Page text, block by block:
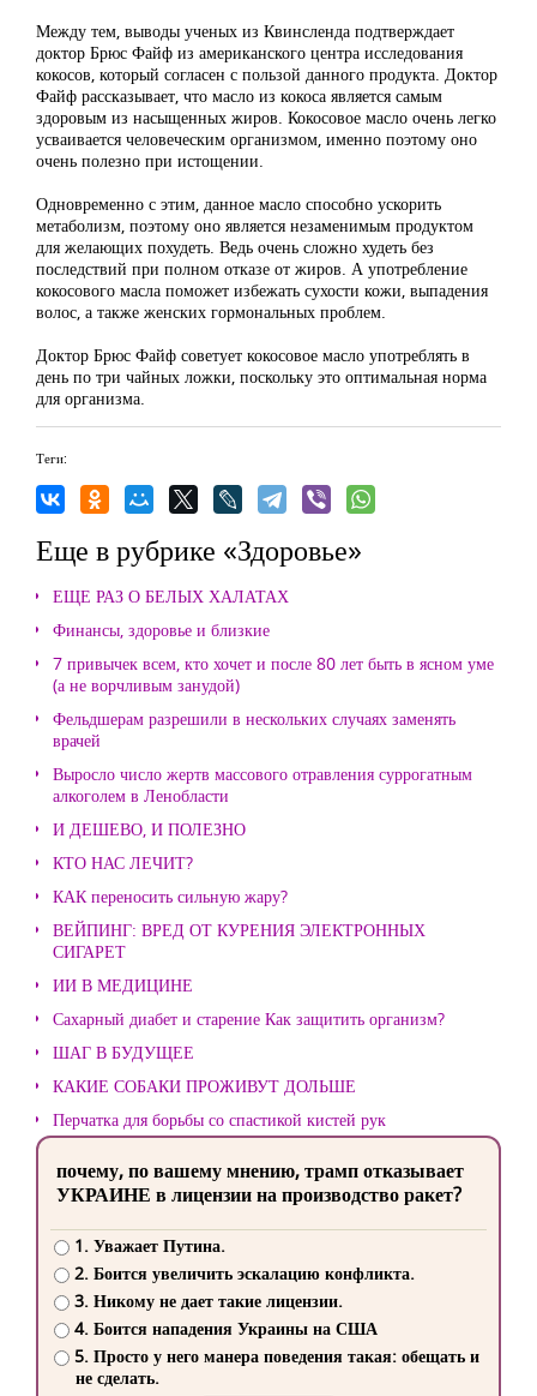
Между тем, выводы ученых из Квинсленда подтверждает
доктор Брюс Файф из американского центра исследования
кокосов, который согласен с пользой данного продукта. Доктор
Файф рассказывает, что масло из кокоса является самым
здоровым из насыщенных жиров. Кокосовое масло очень легко
усваивается человеческим организмом, именно поэтому оно
очень полезно при истощении.
Одновременно с этим, данное масло способно ускорить
метаболизм, поэтому оно является незаменимым продуктом
для желающих похудеть. Ведь очень сложно худеть без
последствий при полном отказе от жиров. А употребление
кокосового масла поможет избежать сухости кожи, выпадения
волос, а также женских гормональных проблем.
Доктор Брюс Файф советует кокосовое масло употреблять в
день по три чайных ложки, поскольку это оптимальная норма
для организма.
Теги:
Еще в рубрике «Здоровье»
ЕЩЕ РАЗ О БЕЛЫХ ХАЛАТАХ
Финансы, здоровье и близкие
7 привычек всем, кто хочет и после 80 лет быть в ясном уме
(а не ворчливым занудой)
Фельдшерам разрешили в нескольких случаях заменять
врачей
Выросло число жертв массового отравления суррогатным
алкоголем в Ленобласти
И ДЕШЕВО, И ПОЛЕЗНО
КТО НАС ЛЕЧИТ?
КАК переносить сильную жару?
ВЕЙПИНГ: ВРЕД ОТ КУРЕНИЯ ЭЛЕКТРОННЫХ
СИГАРЕТ
ИИ В МЕДИЦИНЕ
Сахарный диабет и старение Как защитить организм?
ШАГ В БУДУЩЕЕ
КАКИЕ СОБАКИ ПРОЖИВУТ ДОЛЬШЕ
Перчатка для борьбы со спастикой кистей рук
почему, по вашему мнению, трамп отказывает
УКРАИНЕ в лицензии на производство ракет?
1. Уважает Путина.
2. Боится увеличить эскалацию конфликта.
3. Никому не дает такие лицензии.
4. Боится нападения Украины на США
5. Просто у него манера поведения такая: обещать и
не сделать.